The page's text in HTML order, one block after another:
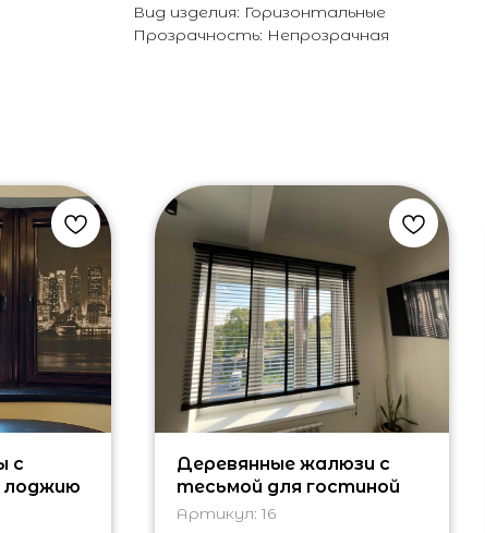
Вид изделия: Горизонтальные
Прозрачность: Непрозрачная
с
Деревянные жалюзи с
тесьмой для гостиной
Артикул: 16